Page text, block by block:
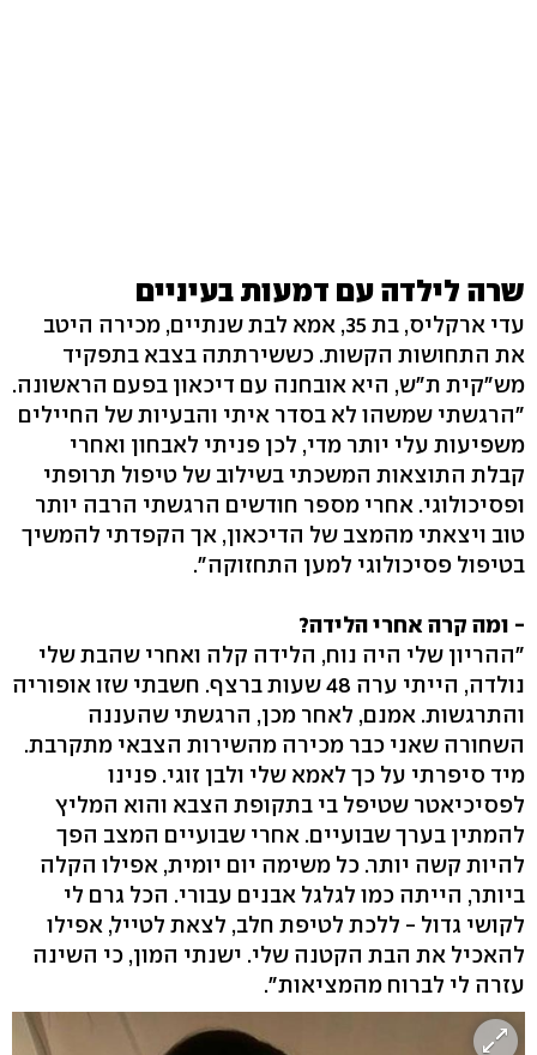
שרה לילדה עם דמעות בעיניים
עדי ארקליס, בת 35, אמא לבת שנתיים, מכירה היטב
את התחושות הקשות. כששירתתה בצבא בתפקיד
מש"קית ת"ש, היא אובחנה עם דיכאון בפעם הראשונה.
"הרגשתי שמשהו לא בסדר איתי והבעיות של החיילים
משפיעות עלי יותר מדי, לכן פניתי לאבחון ואחרי
קבלת התוצאות המשכתי בשילוב של טיפול תרופתי
ופסיכולוגי. אחרי מספר חודשים הרגשתי הרבה יותר
טוב ויצאתי מהמצב של הדיכאון, אך הקפדתי להמשיך
בטיפול פסיכולוגי למען התחזוקה".
- ומה קרה אחרי הלידה?
"ההריון שלי היה נוח, הלידה קלה ואחרי שהבת שלי
נולדה, הייתי ערה 48 שעות ברצף. חשבתי שזו אופוריה
והתרגשות. אמנם, לאחר מכן, הרגשתי שהעננה
השחורה שאני כבר מכירה מהשירות הצבאי מתקרבת.
מיד סיפרתי על כך לאמא שלי ולבן זוגי. פנינו
לפסיכיאטר שטיפל בי בתקופת הצבא והוא המליץ
להמתין בערך שבועיים. אחרי שבועיים המצב הפך
להיות קשה יותר. כל משימה יום יומית, אפילו הקלה
ביותר, הייתה כמו לגלגל אבנים עבורי. הכל גרם לי
לקושי גדול - ללכת לטיפת חלב, לצאת לטייל, אפילו
להאכיל את הבת הקטנה שלי. ישנתי המון, כי השינה
עזרה לי לברוח מהמציאות".